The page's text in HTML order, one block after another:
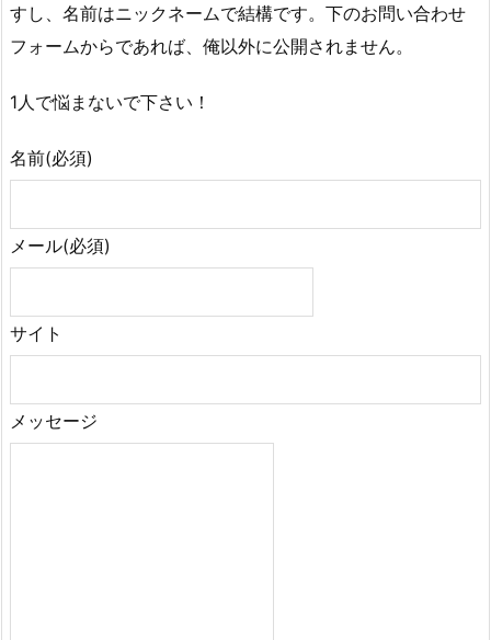
すし、名前はニックネームで結構です。下のお問い合わせ
フォームからであれば、俺以外に公開されません。
1人で悩まないで下さい！
名前(必須)
メール(必須)
サイト
メッセージ